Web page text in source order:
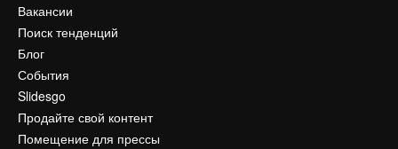
Вакансии
Поиск тенденций
Блог
События
Slidesgo
Продайте свой контент
Помещение для прессы